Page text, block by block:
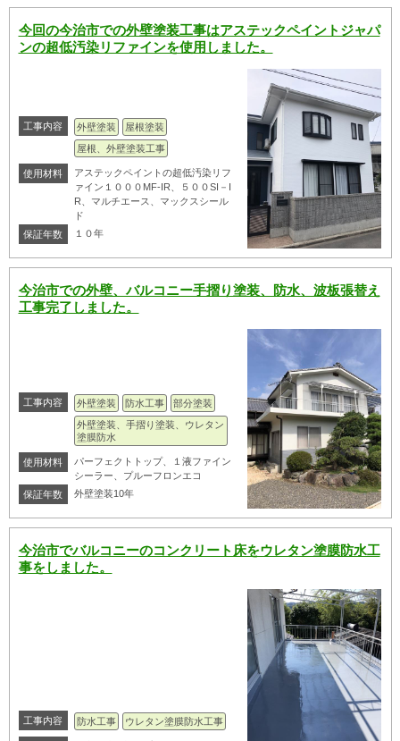
今回の今治市での外壁塗装工事はアステックペイントジャパ
ンの超低汚染リファインを使用しました。
工事内容 外壁塗装
屋根塗装
屋根、外壁塗装工事
使用材料
アステックペイントの超低汚染リフ
ァイン１０００MF-IR、５００SI－I
R、マルチエース、マックスシール
ド
保証年数
１０年
今治市での外壁、バルコニー手摺り塗装、防水、波板張替え
工事完了しました。
工事内容 外壁塗装 防水工事
部分塗装
外壁塗装、手摺り塗装、ウレタン
塗膜防水
使用材料
パーフェクトトップ、１液ファイン
シーラー、プルーフロンエコ
保証年数
外壁塗装10年
今治市でバルコニーのコンクリート床をウレタン塗膜防水工
事をしました。
工事内容 防水工事 ウレタン塗膜防水工事